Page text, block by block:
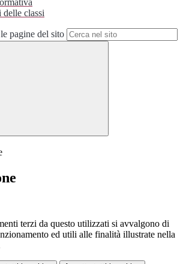
delle classi
pagine del sito
terzi da questo utilizzati si avvalgono di
ed utili alle finalità illustrate nella